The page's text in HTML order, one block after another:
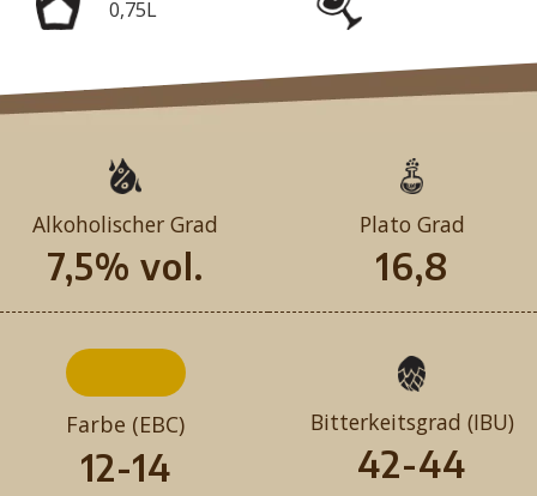
0,75L
Alkoholischer Grad
7,5% vol.
Plato Grad
16,8
Farbe (EBC)
12-14
Bitterkeitsgrad (IBU)
42-44